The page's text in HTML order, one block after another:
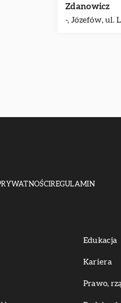
Zdanowicz
-, Józefów, ul.
REGULAMIN
Edukacja
Kariera
Prawo,